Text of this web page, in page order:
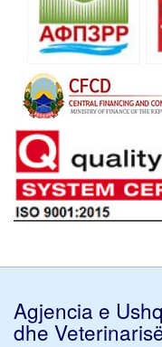
Agjencia e
dhe